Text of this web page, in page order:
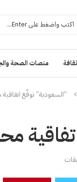
منصات الصحة
“السعودية” توقّع